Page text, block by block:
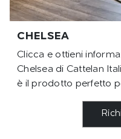
CHELSEA
Clicca e ottieni
Chelsea di Cattelan
è il prodotto perfetto